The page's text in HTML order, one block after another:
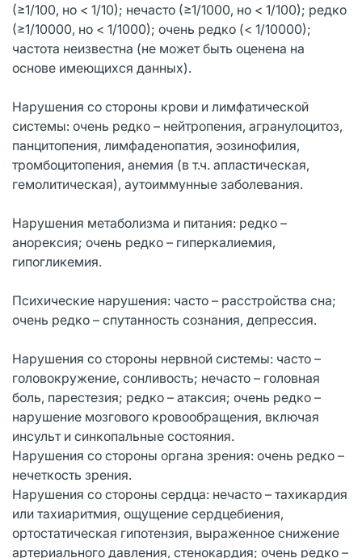
(≥1/100, но < 1/10); нечасто (≥1/1000, но < 1/100); редко
(≥1/10000, но < 1/1000); очень редко (< 1/10000);
частота неизвестна (не может быть оценена на
основе имеющихся данных).
Нарушения со стороны крови и лимфатической
системы: очень редко – нейтропения, агранулоцитоз,
панцитопения, лимфаденопатия, эозинофилия,
тромбоцитопения, анемия (в т.ч. апластическая,
гемолитическая), аутоиммунные заболевания.
Нарушения метаболизма и питания: редко –
анорексия; очень редко – гиперкалиемия,
гипогликемия.
Психические нарушения: часто – расстройства сна;
очень редко – спутанность сознания, депрессия.
Нарушения со стороны нервной системы: часто –
головокружение, сонливость; нечасто – головная
боль, парестезия; редко – атаксия; очень редко –
нарушение мозгового кровообращения, включая
инсульт и синкопальные состояния.
Нарушения со стороны органа зрения: очень редко –
нечеткость зрения.
Нарушения со стороны сердца: нечасто – тахикардия
или тахиаритмия, ощущение сердцебиения,
ортостатическая гипотензия, выраженное снижение
артериального давления, стенокардия; очень редко –